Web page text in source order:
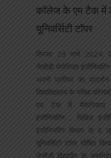
कॉलेज के एम टैक में
यूनिवर्सिटी टॉपर
सिरसा 29 मार्च 2024:
जेसीडी मेमोरियल
अपनी प्रतिभा का
विश्वविद्यालय के परीक्षा
एम टेक में मैकेनिकल
इंजीनियरिंग , सिविल
इंजीनियरिंग विभाग के 8
यूनिवर्सिटी टॉपर घोषित
जेसीडी विद्यापीठ के